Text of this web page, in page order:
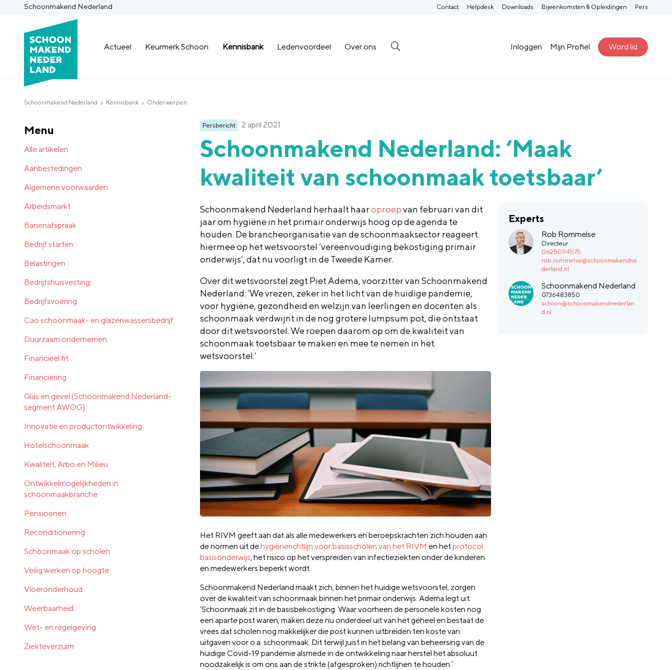
Schoonmakend Nederland
Actueel Keurmerk Schoon Kennisbank Ledenvoordeel Over ons Inloggen Mijn Profiel Word lid
Contact Helpdesk Downloads Bijeenkomsten & Opleidingen Pers
Schoonmakend Nederland Kennisbank Onderwerpen
Persbericht 2 april 2021
Schoonmakend Nederland: ‘Maak
kwaliteit van schoonmaak toetsbaar’
Schoonmakend Nederland herhaalt haaroproepvan februari van dit
jaar om hygiëne in het primair onderwijs hoog op de agenda te
houden. De brancheorganisatie van de schoonmaaksector reageert
hiermee op het wetsvoorstel ‘vereenvoudiging bekostiging primair
onderwijs’, dat nu voorligt in de Tweede Kamer.
Over dit wetsvoorstel zegt Piet Adema, voorzitter van Schoonmakend
Nederland: ‘We vrezen, zeker in het licht van de huidige pandemie,
voor hygiëne, gezondheid en welzijn van leerlingen en docenten als
schoonmaak verdwijnt in de nog grotere lumpsum pot, die ontstaat
door dit wetsvoorstel. We roepen daarom op om de kwaliteit van
schoonmaak toetsbaar te maken en mee te nemen in het
wetsvoorstel.’
Experts
Rob Rommelse
Directeur
0625094575
rob.rommelse@schoonmakendne
derland.nl
Schoonmakend Nederland
0736483850
schoon@schoonmakendnederlan
d.nl
Het RIVM geeft aan dat als alle medewerkers en beroepskrachten zich houden aan
de normen uit dehygiënerichtlijn voor basisscholen van het RIVM en hetprotocol
basisonderwijs, het risico op het verspreiden van infectieziekten onder de kinderen
en medewerkers beperkt wordt.
Schoonmakend Nederland maakt zich, binnen het huidige wetsvoorstel, zorgen
over de kwaliteit van schoonmaak binnen het primair onderwijs. Adema legt uit:
‘Schoonmaak zit in de basisbekostiging. Waar voorheen de personele kosten nog
een aparte post waren, maken deze nu onderdeel uit van het geheel en bestaat de
vrees dat scholen nog makkelijker die post kunnen uitbreiden ten koste van
uitgaven voor o.a. schoonmaak. Dit terwijl juist in het belang van beheersing van de
huidige Covid-19 pandemie alsmede in de ontwikkeling naar herstel het absoluut
noodzakelijk is om ons aan de strikte (afgesproken) richtlijnen te houden.’
Menu
Alle artikelen
Aanbestedingen
Algemene voorwaarden
Arbeidsmarkt
Banenafspraak
Bedrijf starten
Belastingen
Bedrijfshuisvesting
Bedrijfsvoering
Cao schoonmaak- en glazenwassersbedrijf
Duurzaam ondernemen
Financieel fit
Financiering
Glas en gevel (Schoonmakend Nederland-
segment AWOG)
Innovatie en productontwikkeling
Hotelschoonmaak
Kwaliteit, Arbo en Milieu
Ontwikkelmogelijkheden in
schoonmaakbranche
Pensioenen
Reconditionering
Schoonmaak op scholen
Veilig werken op hoogte
Vloeronderhoud
Weerbaarheid
Wet- en regelgeving
Ziekteverzuim